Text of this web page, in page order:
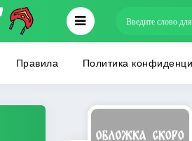
Правила Политика